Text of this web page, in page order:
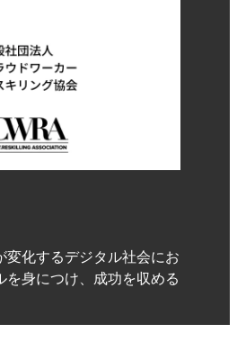
変化するデジタル社会にお
を身につけ、成功を収める